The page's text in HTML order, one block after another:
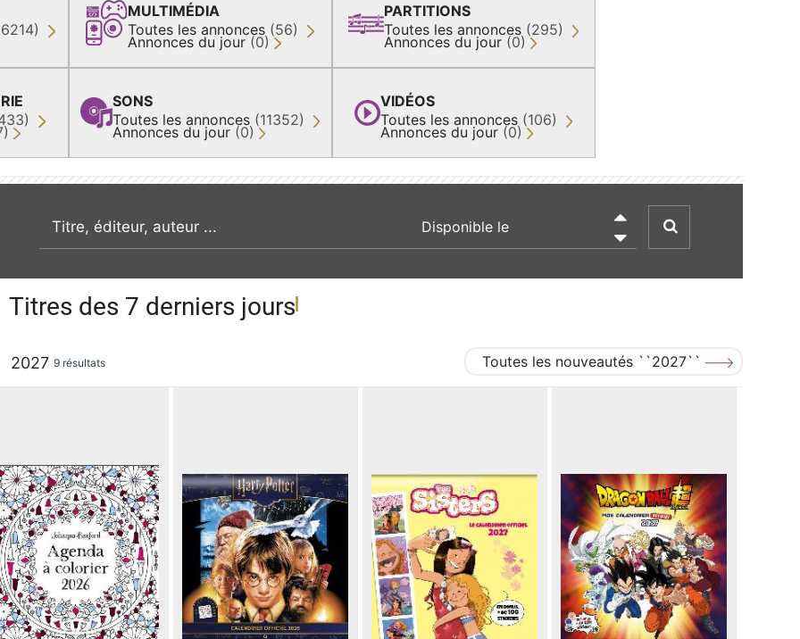
MULTIMÉDIA
Toutes les annonces (56)
Annonces du jour (0)
SONS
Toutes les annonces (11352)
Annonces du jour (0)
PARTITIONS
Toutes les annonces (295)
Annonces du jour (0)
VIDÉOS
Toutes les annonces (106)
Annonces du jour (0)
recherche par mot clé

Titres des 7 derniers jours
2027 9 résultats Toutes les nouveautés ``2027``